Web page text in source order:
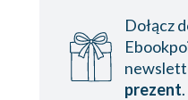
Dołącz
prezent